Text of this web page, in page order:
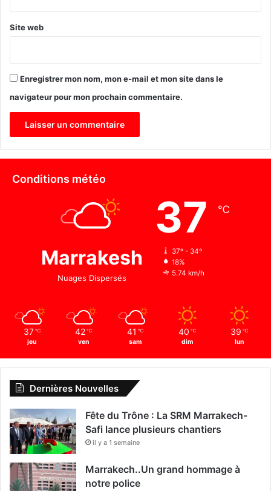
e
s
d
l
a
é
l
o
i
n
i
n
e
d
e
f
o
t
Site web
Enregistrer mon nom, mon e-mail et mon site dans le
navigateur pour mon prochain commentaire.
Conditions météo
Marrakesh
Nuages Dispersés
37 ℃
37º - 34º
18%
5.74 km/h
37 ℃
jeu
42 ℃
ven
41 ℃
sam
40 ℃
dim
39 ℃
lun
Dernières Nouvelles
Fête du Trône : La SRM Marrakech-
Safi lance plusieurs chantiers
il y a 1 semaine
Marrakech..Un grand hommage à
notre police